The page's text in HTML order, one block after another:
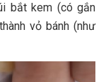
bắt kem (có gắn
vỏ bánh (như